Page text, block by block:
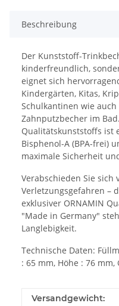
Beschreibung
Der Kunststoff-
kinderfreundlich,
eignet sich
Kindergärten, Kitas,
Schulkantinen wie
Zahnputzbecher im
Qualitätskunststoffs ist
Bisphenol-A (BPA-frei)
maximale Sicherheit
Verabschieden Sie sich
Verletzungsgefahren –
exklusiver ORNAMIN
"Made in Germany"
Langlebigkeit.
Technische Daten:
: 65 mm, Höhe : 76 mm,
Versandgewicht: